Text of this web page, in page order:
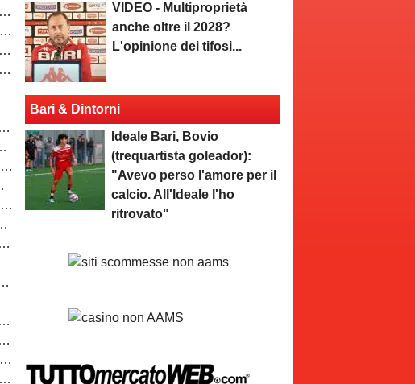
VIDEO - Multiproprietà
anche oltre il 2028?
L'opinione dei tifosi...
Bari & Dintorni
Ideale Bari, Bovio
(trequartista goleador):
"Avevo perso l'amore per il
calcio. All'Ideale l'ho
ritrovato"